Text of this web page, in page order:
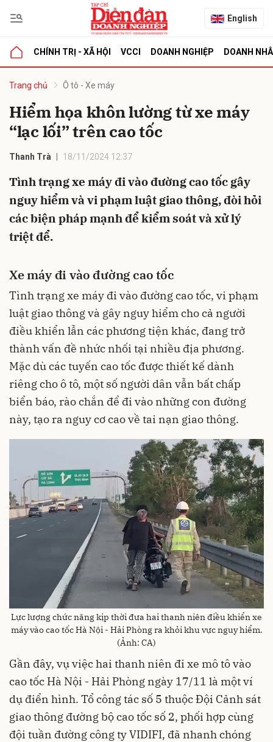
English
CHÍNH TRỊ - XÃ HỘI VCCI DOANH NGHIỆP DOANH
Trang chủ Ô tô - Xe máy
Hiểm họa khôn lường từ xe máy
“lạc lối” trên cao tốc
Thanh Trà 18/11/2024 12:37
Tình trạng xe máy đi vào đường cao tốc gây
nguy hiểm và vi phạm luật giao thông, đòi hỏi
các biện pháp mạnh để kiểm soát và xử lý
triệt để.
Xe máy đi vào đường cao tốc
Tình trạng xe máy đi vào đường cao tốc, vi phạm
luật giao thông và gây nguy hiểm cho cả người
điều khiển lẫn các phương tiện khác, đang trở
thành vấn đề nhức nhối tại nhiều địa phương.
Mặc dù các tuyến cao tốc được thiết kế dành
riêng cho ô tô, một số người dân vẫn bất chấp
biển báo, rào chắn để đi vào những con đường
này, tạo ra nguy cơ cao về tai nạn giao thông.
Lực lượng chức năng kịp thời đưa hai thanh niên điều khiển xe
máy vào cao tốc Hà Nội - Hải Phòng ra khỏi khu vực nguy hiểm.
(Ảnh: CA)
Gần đây, vụ việc hai thanh niên đi xe mô tô vào
cao tốc Hà Nội - Hải Phòng ngày 17/11 là một ví
dụ điển hình. Tổ công tác số 5 thuộc Đội Cảnh sát
giao thông đường bộ cao tốc số 2, phối hợp cùng
đội tuần đường công ty VIDIFI, đã nhanh chóng
luận
Hủy